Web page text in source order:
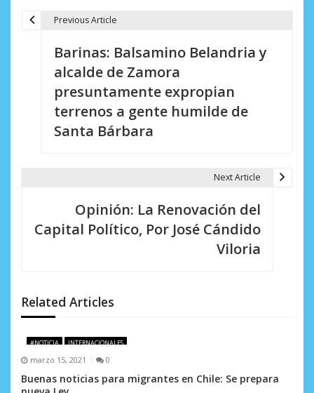
e
e
n
t
Previous Article
Barinas: Balsamino Belandria y
alcalde de Zamora
presuntamente expropian
terrenos a gente humilde de
Santa Bárbara
Next Article
Opinión: La Renovación del
Capital Político, Por José Cándido
Viloria
Related Articles
#NOTICIA INTERNACIONALES
marzo 15, 2021 0
Buenas noticias para migrantes en Chile: Se prepara